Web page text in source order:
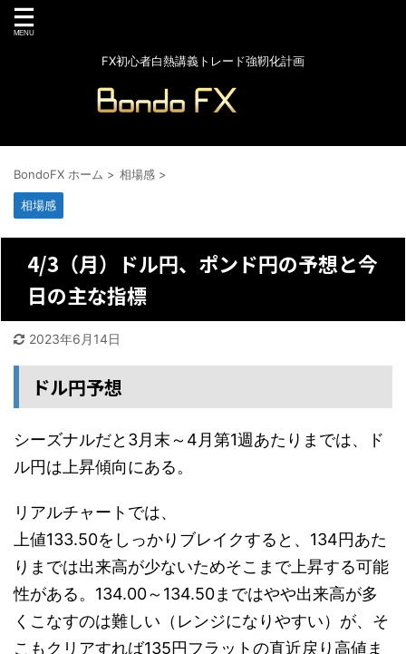
FX初心者白熱講義トレード強靭化計画
BondoFX ホーム > 相場感 >
相場感
4/3（月）ドル円、ポンド円の予想と今
日の主な指標
2023年6月14日
ドル円予想
シーズナルだと3月末～4月第1週あたりまでは、ド
ル円は上昇傾向にある。
リアルチャートでは、
上値133.50をしっかりブレイクすると、134円あた
りまでは出来高が少ないためそこまで上昇する可能
性がある。134.00～134.50まではやや出来高が多
くこなすのは難しい（レンジになりやすい）が、そ
こもクリアすれば135円フラットの直近戻り高値ま